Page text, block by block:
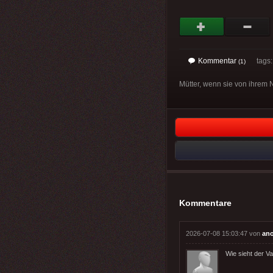
Kommentar (1) tags:
Mütter, wenn sie von ihrem
Kommentare
2026-07-08 15:03:47 von
Wie sieht der